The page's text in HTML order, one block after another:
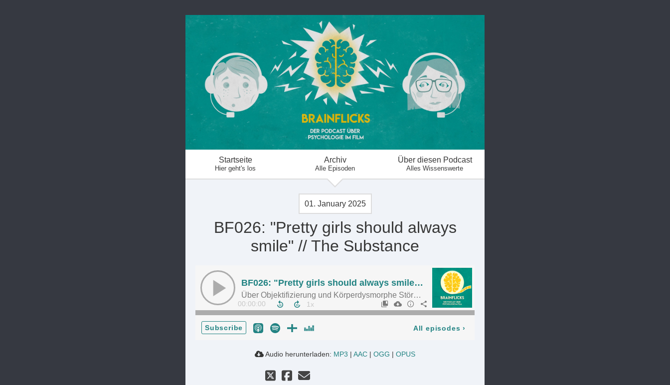
Startseite
Hier geht's los
Archiv
Alle Episoden
Über diesen Podcast
Alles Wissenswerte
01. January 2025
BF026: "Pretty girls should always
smile" // The Substance
BF026: "Pretty girls should always smile" // The Substance
Über Objektifizierung und Körperdysmorphe Störung
00:00:00
Subscribe All episodes ›
Audio herunterladen: MP3 | AAC | OGG | OPUS